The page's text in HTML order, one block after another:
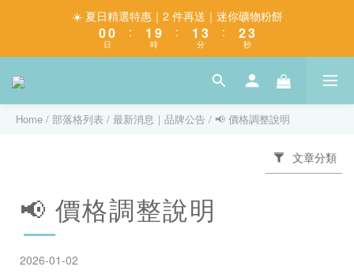
☀️ 夏日精選特惠｜2 件再送｜迷你礦物粉餅
1
0
1
0
日
:
2
1
0
9
8
5
4
時
:
2
1
0
4
3
2
分
:
3
2
1
4
3
2
0
秒
Home / 部落格列表 / 最新消息｜品牌公告 / 📢 價格調整說明
文章分類
📢 價格調整說明
2026-01-02